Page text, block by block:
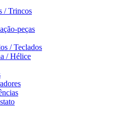
/ Trincos
peças
/ Teclados
/ Hélice